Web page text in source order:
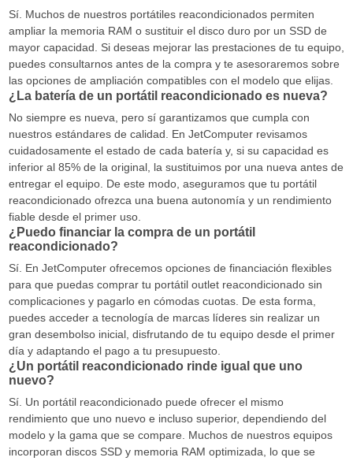
Sí. Muchos de nuestros portátiles reacondicionados permiten
ampliar la memoria RAM o sustituir el disco duro por un SSD de
mayor capacidad. Si deseas mejorar las prestaciones de tu equipo,
puedes consultarnos antes de la compra y te asesoraremos sobre
las opciones de ampliación compatibles con el modelo que elijas.
¿La batería de un portátil reacondicionado es nueva?
No siempre es nueva, pero sí garantizamos que cumpla con
nuestros estándares de calidad. En JetComputer revisamos
cuidadosamente el estado de cada batería y, si su capacidad es
inferior al 85% de la original, la sustituimos por una nueva antes de
entregar el equipo. De este modo, aseguramos que tu portátil
reacondicionado ofrezca una buena autonomía y un rendimiento
fiable desde el primer uso.
¿Puedo financiar la compra de un portátil
reacondicionado?
Sí. En JetComputer ofrecemos opciones de financiación flexibles
para que puedas comprar tu portátil outlet reacondicionado sin
complicaciones y pagarlo en cómodas cuotas. De esta forma,
puedes acceder a tecnología de marcas líderes sin realizar un
gran desembolso inicial, disfrutando de tu equipo desde el primer
día y adaptando el pago a tu presupuesto.
¿Un portátil reacondicionado rinde igual que uno
nuevo?
Sí. Un portátil reacondicionado puede ofrecer el mismo
rendimiento que uno nuevo e incluso superior, dependiendo del
modelo y la gama que se compare. Muchos de nuestros equipos
incorporan discos SSD y memoria RAM optimizada, lo que se